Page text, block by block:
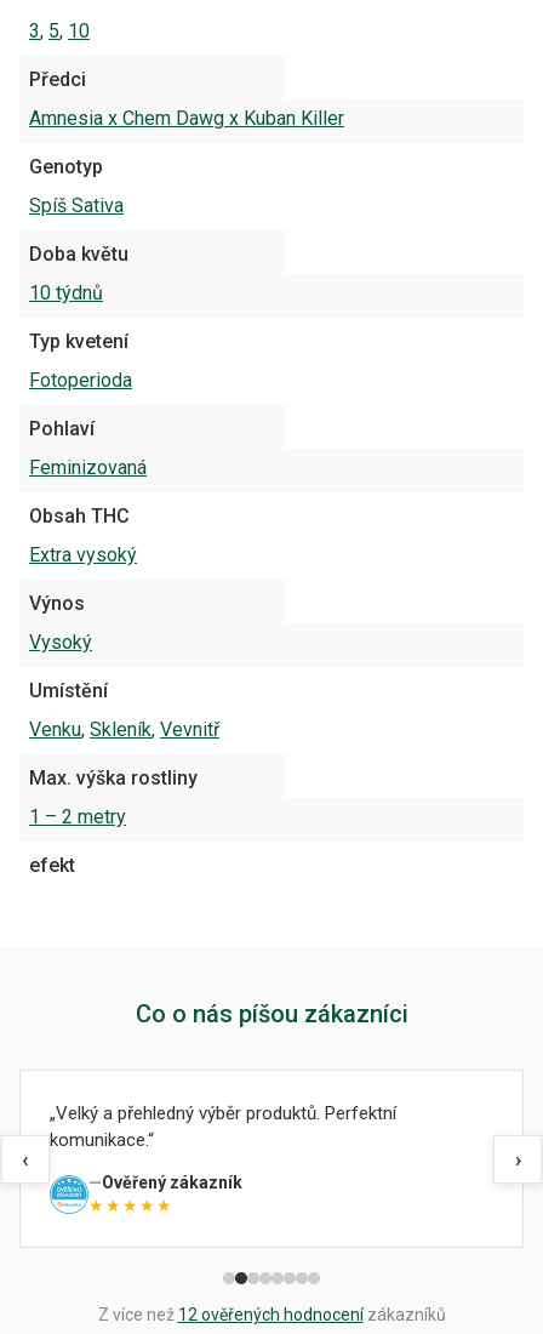
3, 5, 10
Předci
Amnesia x Chem Dawg x Kuban Killer
Genotyp
Spíš Sativa
Doba květu
10 týdnů
Typ kvetení
Fotoperioda
Pohlaví
Feminizovaná
Obsah THC
Extra vysoký
Výnos
Vysoký
Umístění
Venku, Skleník, Vevnitř
Max. výška rostliny
1 – 2 metry
efekt
Co o nás píšou zákazníci
‹
Velký a přehledný výběr produktů. Perfektní
komunikace.
Ověřený zákazník
★★★★★
›
Z více než 12 ověřených hodnocenízákazníků